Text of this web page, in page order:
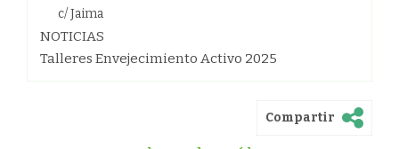
c/ Jaima
NOTICIAS
Talleres Envejecimiento Activo 2025
Compartir